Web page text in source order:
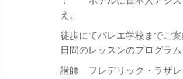
え。
徒歩にてバレエ学校までご
日間のレッスンのプログラ
講師 フレデリック・ラザレ